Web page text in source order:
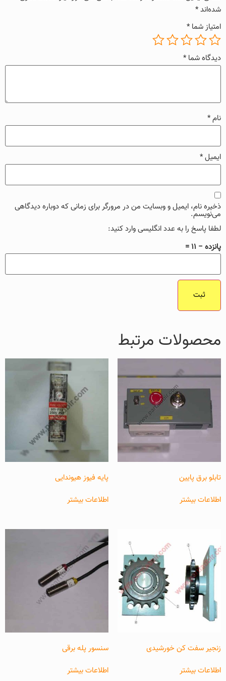
شده‌اند*
امتیاز شما *
دیدگاه شما *
نام*
ایمیل*
ذخیره نام، ایمیل و وبسایت من در مرورگر برای زمانی که دوباره دیدگاهی
می‌نویسم.
لطفا پاسخ را به عدد انگلیسی وارد کنید:
پانزده − 11 =
محصولات مرتبط
تابلو برق پایین
اطلاعات بیشتر
پایه فیوز هیوندایی
اطلاعات بیشتر
زنجیر سفت کن خورشیدی
اطلاعات بیشتر
سنسور پله برقی
اطلاعات بیشتر